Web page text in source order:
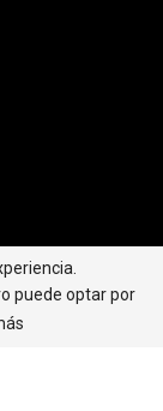
puede optar por